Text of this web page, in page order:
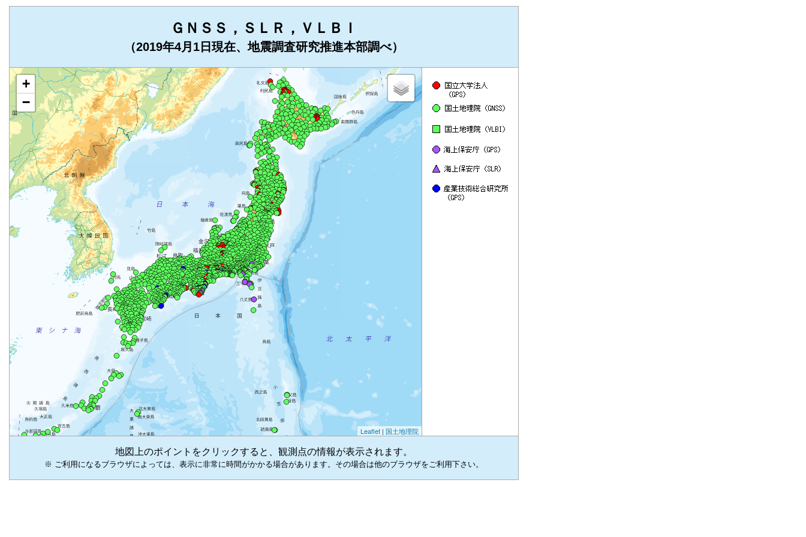
ＧＮＳＳ，ＳＬＲ，ＶＬＢＩ
（2019年4月1日現在、地震調査研究推進本部調べ）
+
−
Leaflet | 国土地理院
地図上のポイントをクリックすると、観測点の情報が表示されます。
※ ご利用になるブラウザによっては、表示に非常に時間がかかる場合があります。その場合は他のブラウザをご利用下さい。